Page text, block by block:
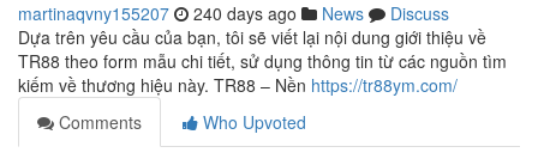
martinaqvny155207 240 days ago News
Discuss
Dựa trên yêu cầu của bạn, tôi sẽ viết lại nội dung giới thiệu về
TR88 theo form mẫu chi tiết, sử dụng thông tin từ các nguồn tìm
kiếm về thương hiệu này. TR88 – Nền https://tr88ym.com/
Comments
Who Upvoted